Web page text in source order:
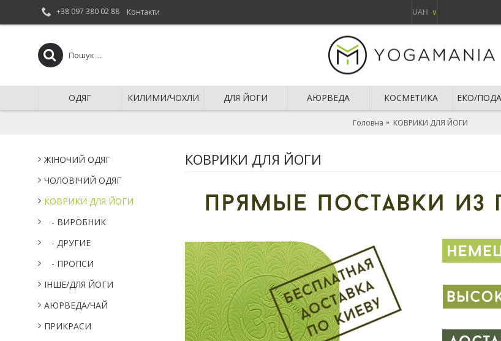
+38 097 380 02 88 Контакти UAH ∨
ОДЯГ КИЛИМИ/ЧОХЛИ ДЛЯ ЙОГИ АЮРВЕДА КОСМЕТИКА ЕКО/
Головна КОВРИКИ ДЛЯ ЙОГИ
ЖІНОЧИЙ ОДЯГ
ЧОЛОВІЧИЙ ОДЯГ
КОВРИКИ ДЛЯ ЙОГИ
- ВИРОБНИК
- ДРУГИЕ
- ПРОПСИ
IНШЕ/ДЛЯ ЙОГИ
АЮРВЕДА/ЧАЙ
ПРИКРАСИ
КОВРИКИ ДЛЯ ЙОГИ